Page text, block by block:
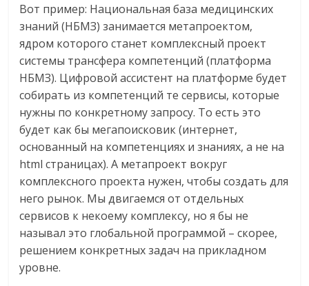
Вот пример: Национальная база медицинских
знаний (НБМЗ) занимается метапроектом,
ядром которого станет комплексный проект
системы трансфера компетенций (платформа
НБМЗ). Цифровой ассистент на платформе будет
собирать из компетенций те сервисы, которые
нужны по конкретному запросу. То есть это
будет как бы мегапоисковик (интернет,
основанный на компетенциях и знаниях, а не на
html страницах). А метапроект вокруг
комплексного проекта нужен, чтобы создать для
него рынок. Мы двигаемся от отдельных
сервисов к некоему комплексу, но я бы не
называл это глобальной программой – скорее,
решением конкретных задач на прикладном
уровне.